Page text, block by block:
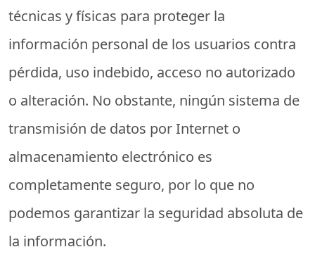
técnicas y físicas para proteger la
información personal de los usuarios contra
pérdida, uso indebido, acceso no autorizado
o alteración. No obstante, ningún sistema de
transmisión de datos por Internet o
almacenamiento electrónico es
completamente seguro, por lo que no
podemos garantizar la seguridad absoluta de
la información.